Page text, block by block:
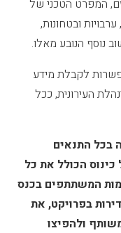
המפרט הטכני של
ובטחונות,
נוסף הנובע מאלו.
לקבלת מידע
העירונית, ככל
בכל התנאים
כינוס הכולל את כל
המשתתפים בכנס
בפרויקט, את
ותף ולהפיצו